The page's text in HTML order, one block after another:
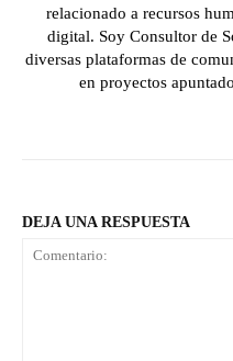
relacionado a recursos
digital. Soy Consultor de
diversas plataformas de
en proyectos
DEJA UNA RESPUESTA